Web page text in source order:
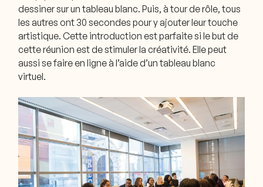
dessiner sur un tableau blanc. Puis, à tour de rôle, tous
les autres ont 30 secondes pour y ajouter leur touche
artistique. Cette introduction est parfaite si le but de
cette réunion est de stimuler la créativité. Elle peut
aussi se faire en ligne à l’aide d’un tableau blanc
virtuel.